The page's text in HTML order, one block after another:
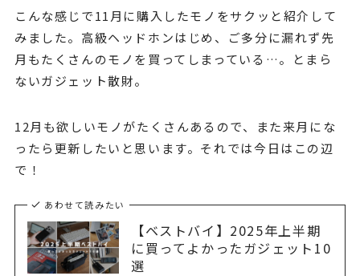
こんな感じで11月に購入したモノをサクッと紹介して
みました。高級ヘッドホンはじめ、ご多分に漏れず先
月もたくさんのモノを買ってしまっている…。とまら
ないガジェット散財。
12月も欲しいモノがたくさんあるので、また来月にな
ったら更新したいと思います。それでは今日はこの辺
で！
あわせて読みたい
【ベストバイ】2025年上半期
に買ってよかったガジェット10
選